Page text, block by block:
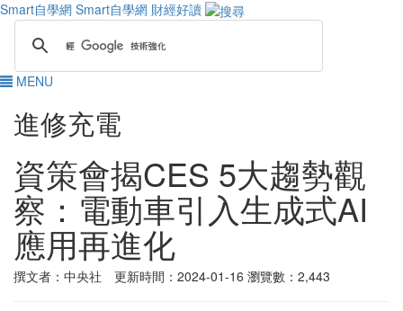
Smart自學網 Smart自學網 財經好讀
MENU
進修充電
資策會揭CES 5大趨勢觀
察：電動車引入生成式AI
應用再進化
撰文者：中央社 更新時間：2024-01-16 瀏覽數：2,443